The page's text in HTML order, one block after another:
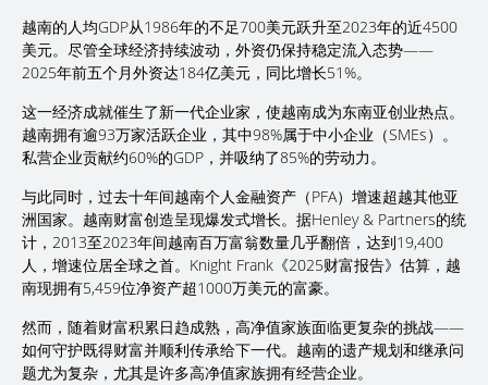
越南的人均GDP从1986年的不足700美元跃升至2023年的近4500
美元。尽管全球经济持续波动，外资仍保持稳定流入态势——
2025年前五个月外资达184亿美元，同比增长51%。
这一经济成就催生了新一代企业家，使越南成为东南亚创业热点。
越南拥有逾93万家活跃企业，其中98%属于中小企业（SMEs）。
私营企业贡献约60%的GDP，并吸纳了85%的劳动力。
与此同时，过去十年间越南个人金融资产（PFA）增速超越其他亚
洲国家。越南财富创造呈现爆发式增长。据Henley & Partners的统
计，2013至2023年间越南百万富翁数量几乎翻倍，达到19,400
人，增速位居全球之首。Knight Frank《2025财富报告》估算，越
南现拥有5,459位净资产超1000万美元的富豪。
然而，随着财富积累日趋成熟，高净值家族面临更复杂的挑战——
如何守护既得财富并顺利传承给下一代。越南的遗产规划和继承问
题尤为复杂，尤其是许多高净值家族拥有经营企业。